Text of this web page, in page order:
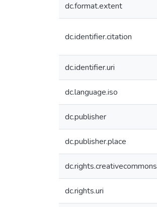
dc.format.extent
dc.identifier.citation
dc.identifier.uri
dc.language.iso
dc.publisher
dc.publisher.place
dc.rights.creativecommons
dc.rights.uri